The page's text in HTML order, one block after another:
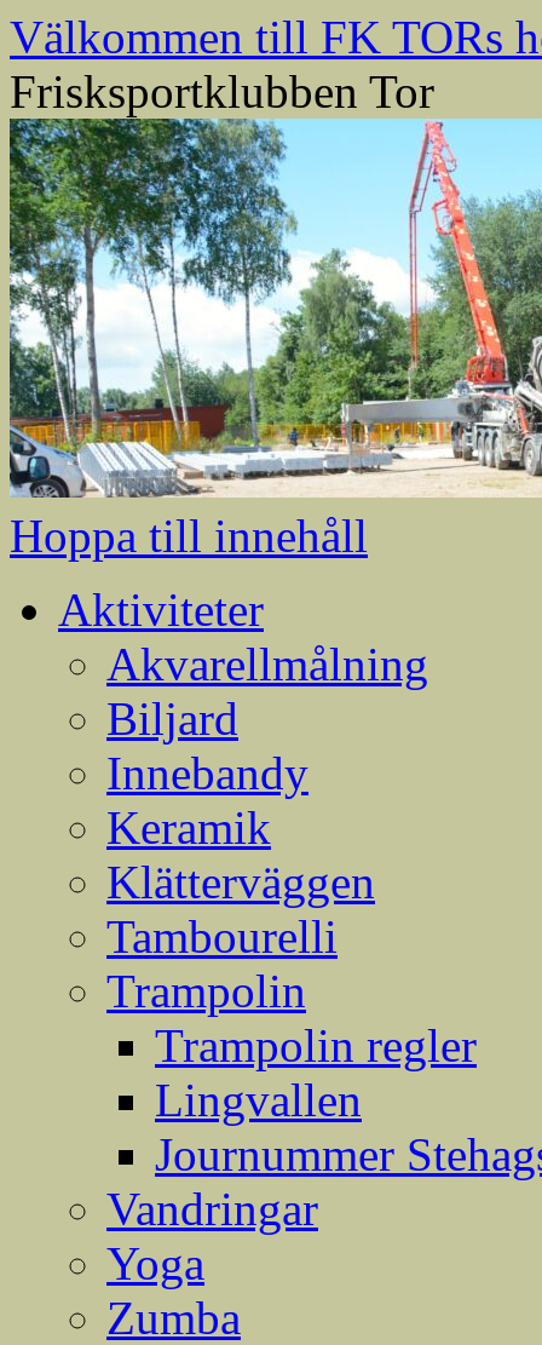
Välkommen till FK TORs
Frisksportklubben Tor
Hoppa till innehåll
Aktiviteter
Akvarellmålning
Biljard
Innebandy
Keramik
Klätterväggen
Tambourelli
Trampolin
Trampolin regler
Lingvallen
Journummer
Vandringar
Yoga
Zumba